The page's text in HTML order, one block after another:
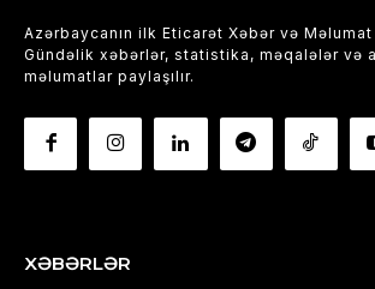
Azərbaycanın ilk Eticarət Xəbər və Məlumat
Gündəlik xəbərlər, statistika, məqalələr və
məlumatlar paylaşılır.
XƏBƏRLƏR